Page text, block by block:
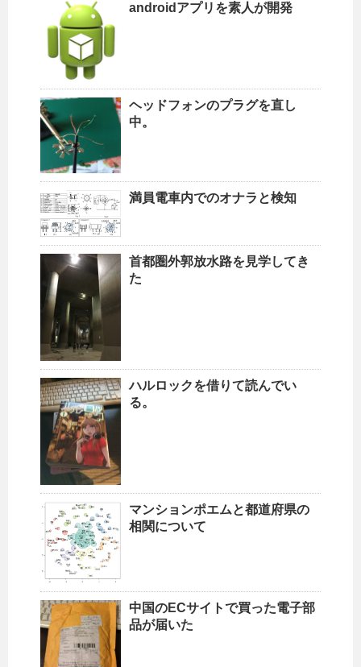
androidアプリを素人が開発
ヘッドフォンのプラグを直し
中。
満員電車内でのオナラと検知
首都圏外郭放水路を見学してき
た
ハルロックを借りて読んでい
る。
マンションポエムと都道府県の
相関について
中国のECサイトで買った電子部
品が届いた